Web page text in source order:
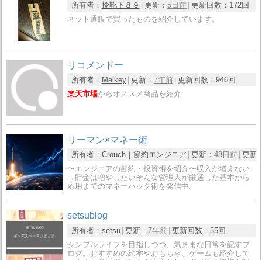
所有者： 怜靴下８９ 更新： 5日前 更新回数： 172回
ネット通販で買ったものを紹介しています。
リコメンドー
所有者： Maikey 更新： 7年前 更新回数： 946回
楽天市場からオススメ商品を紹介
リーマン×マネー術
所有者： Crouch｜節約エンジニア 更新： 48日前 更新
〜エンジニアの節約・投資術を紹介〜収入が増えない
→貯金は増やしたいそんな管理人が厳選した基本から
応用までのマネーハック術を発信中。
setsublog
所有者： setsu 更新： 7年前 更新回数： 55回
シンプルライフを目指しつつ、気ままな日常を記すブ
ログ。おすすめの絵本やおもちゃ、ゲームも紹介して